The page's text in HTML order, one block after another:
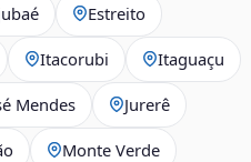
Estreito
Itacorubi Itaguaçu
Mendes Jurerê
Monte Verde